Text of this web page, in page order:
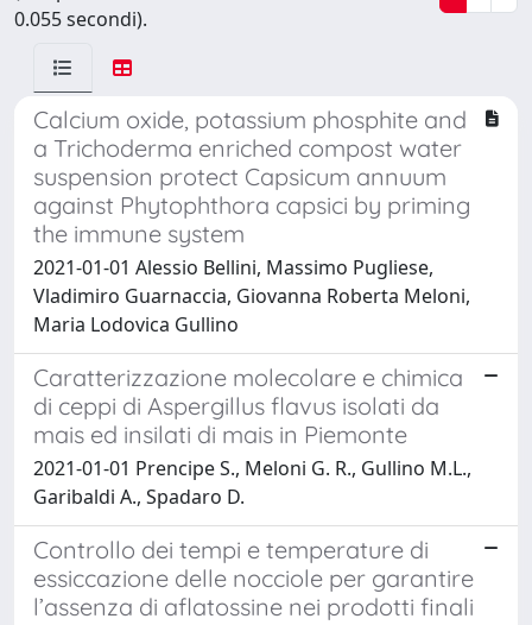
0.055 secondi).
Calcium oxide, potassium phosphite and
a Trichoderma enriched compost water
suspension protect Capsicum annuum
against Phytophthora capsici by priming
the immune system
2021-01-01 Alessio Bellini, Massimo Pugliese,
Vladimiro Guarnaccia, Giovanna Roberta Meloni,
Maria Lodovica Gullino
Caratterizzazione molecolare e chimica
di ceppi di Aspergillus flavus isolati da
mais ed insilati di mais in Piemonte
2021-01-01 Prencipe S., Meloni G. R., Gullino M.L.,
Garibaldi A., Spadaro D.
Controllo dei tempi e temperature di
essiccazione delle nocciole per garantire
l’assenza di aflatossine nei prodotti finali